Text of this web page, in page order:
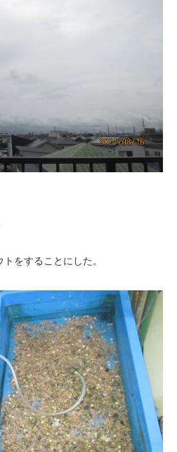
をすることにした。